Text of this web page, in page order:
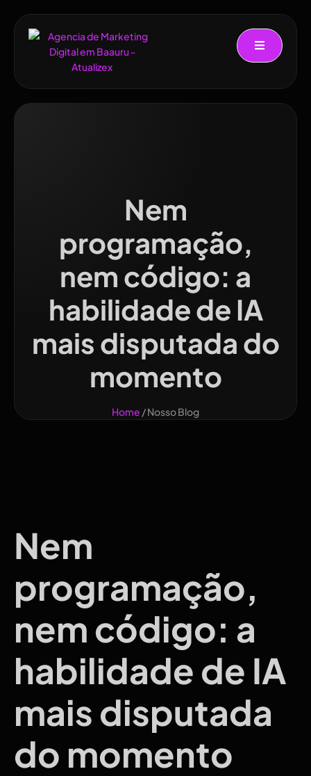
Nem
programação,
nem código: a
habilidade de IA
mais disputada do
momento
Home / Nosso Blog
Nem
programação,
nem código: a
habilidade de IA
mais disputada
do momento